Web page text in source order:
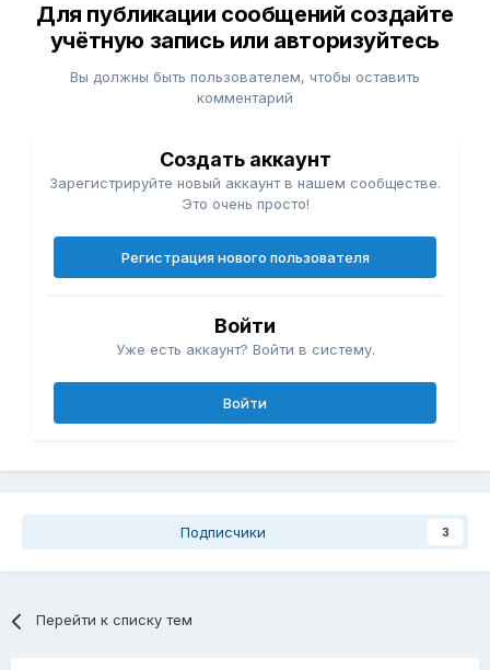
Для публикации сообщений создайте
учётную запись или авторизуйтесь
Вы должны быть пользователем, чтобы оставить
комментарий
Создать аккаунт
Зарегистрируйте новый аккаунт в нашем сообществе.
Это очень просто!
Регистрация нового пользователя
Войти
Уже есть аккаунт? Войти в систему.
Войти
Подписчики 3
Перейти к списку тем